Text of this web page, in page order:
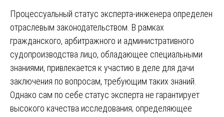
Процессуальный статус эксперта-инженера определен
отраслевым законодательством. В рамках
гражданского, арбитражного и административного
судопроизводства лицо, обладающее специальными
знаниями, привлекается к участию в деле для дачи
заключения по вопросам, требующим таких знаний.
Однако сам по себе статус эксперта не гарантирует
высокого качества исследования; определяющее